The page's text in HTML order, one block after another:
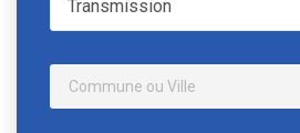
Transmission